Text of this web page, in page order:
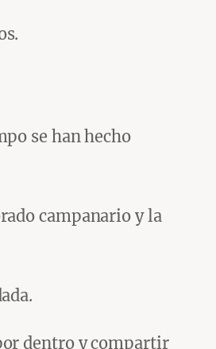
se han hecho
campanario y la
dentro y compartir